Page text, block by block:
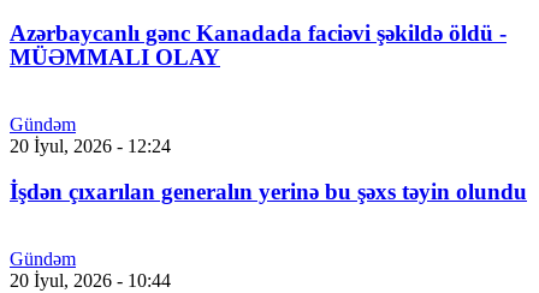
Azərbaycanlı gənc Kanadada faciəvi şəkildə öldü -
MÜƏMMALI OLAY
Gündəm
20 İyul, 2026 - 12:24
İşdən çıxarılan generalın yerinə bu şəxs təyin olundu
Gündəm
20 İyul, 2026 - 10:44